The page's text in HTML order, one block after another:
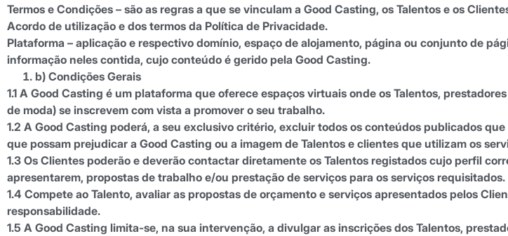
Termos e Condições – são as regras a que se vinculam a Good Casting, os Talentos e os
Acordo de utilização e dos termos da Política de Privacidade.
Plataforma – aplicação e respectivo domínio, espaço de alojamento, página ou conjunto de
informação neles contida, cujo conteúdo é gerido pela Good Casting.
b) Condições Gerais
1.1 A Good Casting é um plataforma que oferece espaços virtuais onde os Talentos,
de moda) se inscrevem com vista a promover o seu trabalho.
1.2 A Good Casting poderá, a seu exclusivo critério, excluir todos os conteúdos publicados
que possam prejudicar a Good Casting ou a imagem de Talentos e clientes que utilizam os
1.3 Os Clientes poderão e deverão contactar diretamente os Talentos registados cujo perfil
apresentarem, propostas de trabalho e/ou prestação de serviços para os serviços requisitados.
1.4 Compete ao Talento, avaliar as propostas de orçamento e serviços apresentados pelos
responsabilidade.
1.5 A Good Casting limita-se, na sua intervenção, a divulgar as inscrições dos Talentos,